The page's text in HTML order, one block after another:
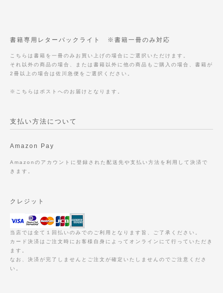
書籍専用レターパックライト ※書籍一冊のみ対応
こちらは書籍を一冊のみお買い上げの場合にご選択いただけます。
それ以外の商品の場合、または書籍以外に他の商品もご購入の場合、書籍が
2冊以上の場合は佐川急便をご選択ください。
※こちらはポストへのお届けとなります。
支払い方法について
Amazon Pay
Amazonのアカウントに登録された配送先や支払い方法を利用して決済で
きます。
クレジット
当店では全て１回払いのみでのご利用となります旨、ご了承ください。
カード決済はご注文時にお客様自身によってオンラインにて行っていただき
ます。
なお、決済が完了しませんとご注文が確定いたしませんのでご注意くださ
い。